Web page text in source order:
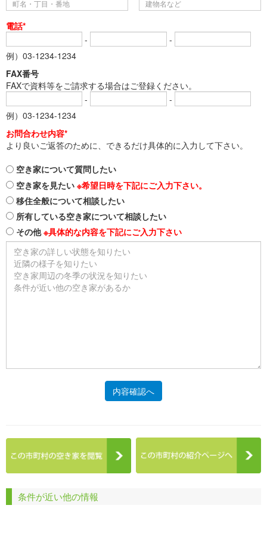
電話*
-
-
例）03-1234-1234
FAX番号
FAXで資料等をご請求する場合はご登録ください。
-
-
例）03-1234-1234
お問合わせ内容*
より良いご返答のために、できるだけ具体的に入力して下さい。
空き家について質問したい
空き家を見たい ※希望日時を下記にご入力下さい。
移住全般について相談したい
所有している空き家について相談したい
その他※具体的な内容を下記にご入力下さい
内容確認へ
条件が近い他の情報